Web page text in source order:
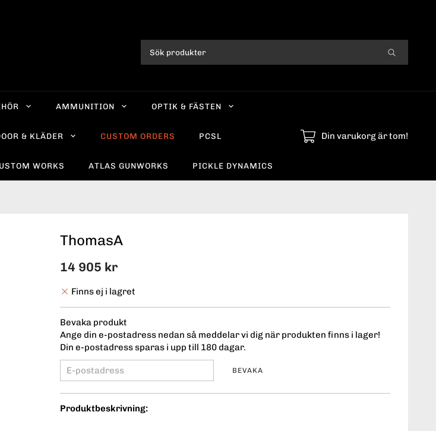
AMMUNITION OPTIK & FÄSTEN
& KLÄDER CUSTOM ORDERS PCSL
WORKS ATLAS GUNWORKS PICKLE DYNAMICS
Din varukorg är tom!
ThomasA
14 905 kr
Finns ej i lagret
Bevaka produkt
Ange din e-postadress nedan så meddelar vi dig när produkten finns i lager!
Din e-postadress sparas i upp till 180 dagar.
BEVAKA
Produktbeskrivning: